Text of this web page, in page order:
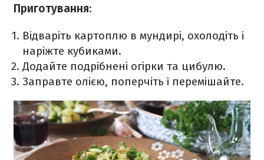
Приготування:
Відваріть картоплю в мундирі, охолодіть і
наріжте кубиками.
Додайте подрібнені огірки та цибулю.
Заправте олією, поперчіть і перемішайте.